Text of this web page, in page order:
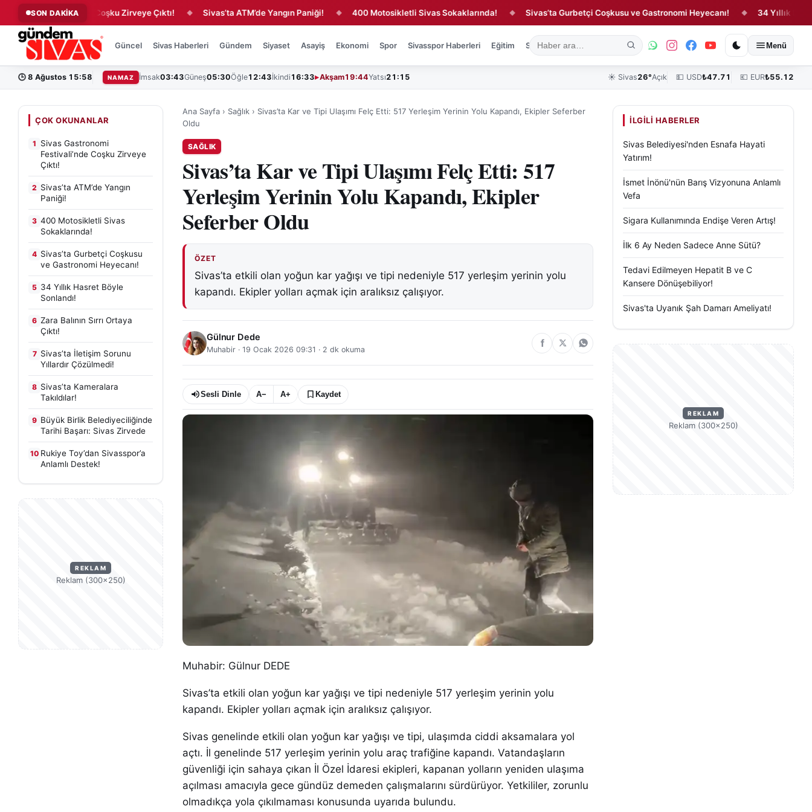
SON DAKİKA
Festivali’nde Coşku Zirveye Çıktı! ◆ Sivas’ta ATM’de Yangın Paniği! ◆ 400 Motosikletli Sivas Sokaklarında! ◆ Sivas’ta Gurbetçi Coşkusu ve Gastronomi Heyecanı! ◆ 34 Yıllık Hasret
Güncel Sivas Haberleri Gündem Siyaset Asayiş Ekonomi Spor Sivasspor Haberleri Eğitim Sağlık Kültür, Sanat ve Tarih Yaşam Sivas Vefat Edenler Köşe
Menü
🕒 8 Ağustos 15:58 NAMAZ İmsak03:43Güneş05:30Öğle12:43İkindi 16:33 Akşam19:44Yatsı21:15 ☀️ Sivas26°Açık 💵 USD₺47.71 💶 EUR₺55.12
ÇOK OKUNANLAR
1 Sivas Gastronomi
Festivali’nde Coşku Zirveye
Çıktı!
2 Sivas’ta ATM’de Yangın
Paniği!
3 400 Motosikletli Sivas
Sokaklarında!
4 Sivas’ta Gurbetçi Coşkusu
ve Gastronomi Heyecanı!
5 34 Yıllık Hasret Böyle
Sonlandı!
6 Zara Balının Sırrı Ortaya
Çıktı!
7 Sivas’ta İletişim Sorunu
Yıllardır Çözülmedi!
8 Sivas’ta Kameralara
Takıldılar!
9 Büyük Birlik Belediyeciliğinde
Tarihi Başarı: Sivas Zirvede
10 Rukiye Toy’dan Sivasspor’a
Anlamlı Destek!
REKLAM
Reklam (300×250)
Ana Sayfa › Sağlık › Sivas’ta Kar ve Tipi Ulaşımı Felç Etti: 517 Yerleşim Yerinin Yolu Kapandı, Ekipler Seferber
Oldu
SAĞLIK
Sivas’ta Kar ve Tipi Ulaşımı Felç Etti: 517
Yerleşim Yerinin Yolu Kapandı, Ekipler
Seferber Oldu
ÖZET
Sivas’ta etkili olan yoğun kar yağışı ve tipi nedeniyle 517 yerleşim yerinin yolu
kapandı. Ekipler yolları açmak için aralıksız çalışıyor.
Gülnur Dede
Muhabir · 19 Ocak 2026 09:31 · 2 dk okuma
Sesli Dinle A− A+ Kaydet
Muhabir: Gülnur DEDE
Sivas’ta etkili olan yoğun kar yağışı ve tipi nedeniyle 517 yerleşim yerinin yolu
kapandı. Ekipler yolları açmak için aralıksız çalışıyor.
Sivas genelinde etkili olan yoğun kar yağışı ve tipi, ulaşımda ciddi aksamalara yol
açtı. İl genelinde 517 yerleşim yerinin yolu araç trafiğine kapandı. Vatandaşların
güvenliği için sahaya çıkan İl Özel İdaresi ekipleri, kapanan yolların yeniden ulaşıma
açılması amacıyla gece gündüz demeden çalışmalarını sürdürüyor. Yetkililer, zorunlu
olmadıkça yola çıkılmaması konusunda uyarıda bulundu.
İLGILI HABERLER
Sivas Belediyesi'nden Esnafa Hayati
Yatırım!
İsmet İnönü'nün Barış Vizyonuna Anlamlı
Vefa
Sigara Kullanımında Endişe Veren Artış!
İlk 6 Ay Neden Sadece Anne Sütü?
Tedavi Edilmeyen Hepatit B ve C
Kansere Dönüşebiliyor!
Sivas'ta Uyanık Şah Damarı Ameliyatı!
REKLAM
Reklam (300×250)